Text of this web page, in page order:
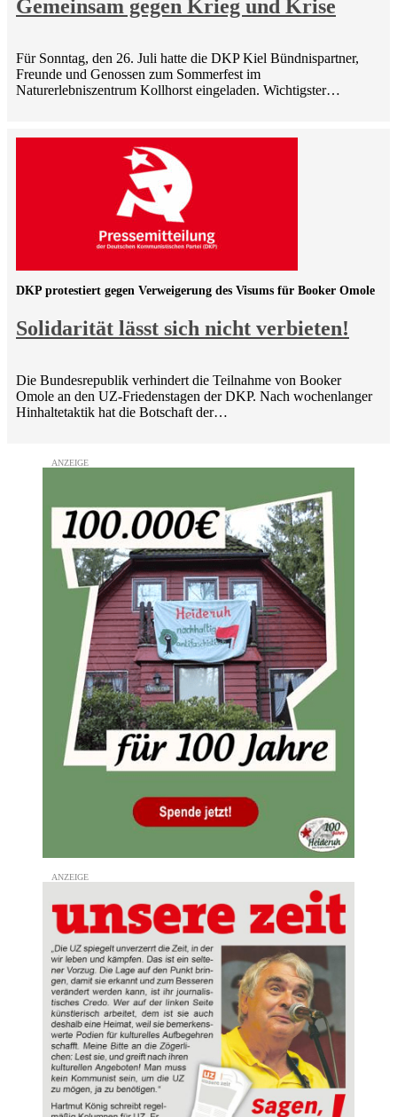
Gemeinsam gegen Krieg und Krise
Für Sonntag, den 26. Juli hatte die DKP Kiel Bündnispartner,
Freunde und Genossen zum Sommerfest im
Naturerlebniszentrum Kollhorst eingeladen. Wichtigster…
Solidarität lässt sich nicht verbieten!
DKP protestiert gegen Verweigerung des Visums für Booker Omole
Die Bundesrepublik verhindert die Teilnahme von Booker
Omole an den UZ-Friedenstagen der DKP. Nach wochenlanger
Hinhaltetaktik hat die Botschaft der…